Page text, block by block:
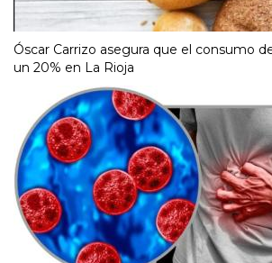
Óscar Carrizo asegura que el consumo
un 20% en La Rioja